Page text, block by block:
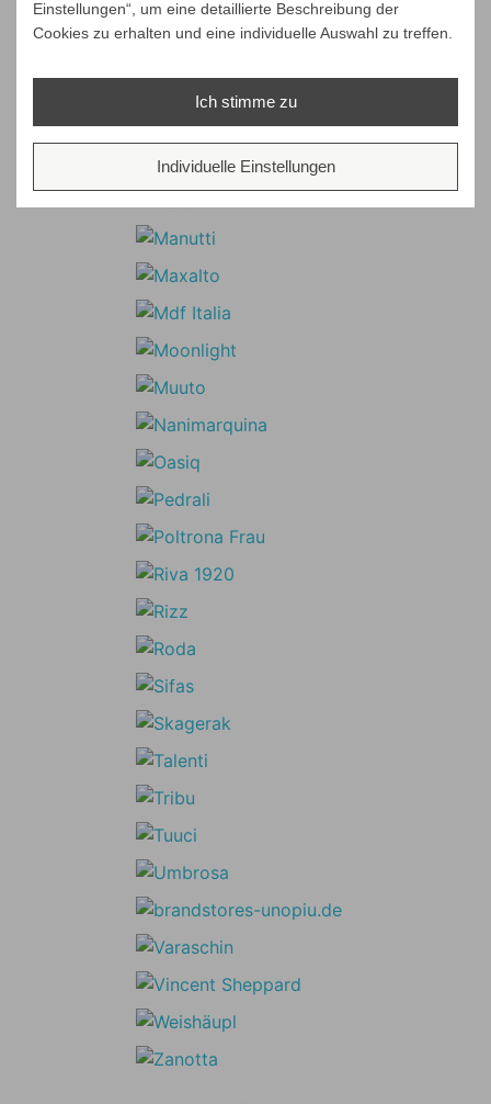
Einstellungen“, um eine detaillierte Beschreibung der
Cookies zu erhalten und eine individuelle Auswahl zu treffen.
Ich stimme zu
Individuelle Einstellungen